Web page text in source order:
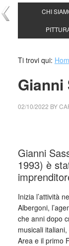
CHI
Ti trovi qui:
Gianni
02/10/2022 BY
Gianni
1993) è
Inizia l’attività
Albergoni,
che anni dopo
musicali
Area e il primo